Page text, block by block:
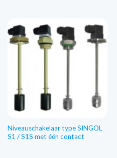
Niveauschakelaar type SINGOL
S1 / S1S met één contact